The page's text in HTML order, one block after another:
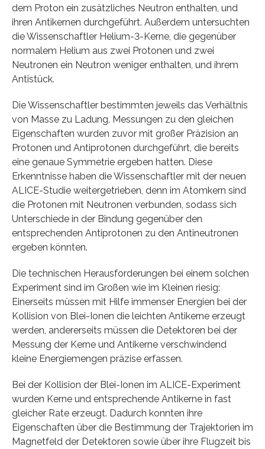
dem Proton ein zusätzliches Neutron enthalten, und
ihren Antikernen durchgeführt. Außerdem untersuchten
die Wissenschaftler Helium-3-Kerne, die gegenüber
normalem Helium aus zwei Protonen und zwei
Neutronen ein Neutron weniger enthalten, und ihrem
Antistück.
Die Wissenschaftler bestimmten jeweils das Verhältnis
von Masse zu Ladung. Messungen zu den gleichen
Eigenschaften wurden zuvor mit großer Präzision an
Protonen und Antiprotonen durchgeführt, die bereits
eine genaue Symmetrie ergeben hatten. Diese
Erkenntnisse haben die Wissenschaftler mit der neuen
ALICE-Studie weitergetrieben, denn im Atomkern sind
die Protonen mit Neutronen verbunden, sodass sich
Unterschiede in der Bindung gegenüber den
entsprechenden Antiprotonen zu den Antineutronen
ergeben könnten.
Die technischen Herausforderungen bei einem solchen
Experiment sind im Großen wie im Kleinen riesig:
Einerseits müssen mit Hilfe immenser Energien bei der
Kollision von Blei-Ionen die leichten Antikerne erzeugt
werden, andererseits müssen die Detektoren bei der
Messung der Kerne und Antikerne verschwindend
kleine Energiemengen präzise erfassen.
Bei der Kollision der Blei-Ionen im ALICE-Experiment
wurden Kerne und entsprechende Antikerne in fast
gleicher Rate erzeugt. Dadurch konnten ihre
Eigenschaften über die Bestimmung der Trajektorien im
Magnetfeld der Detektoren sowie über ihre Flugzeit bis